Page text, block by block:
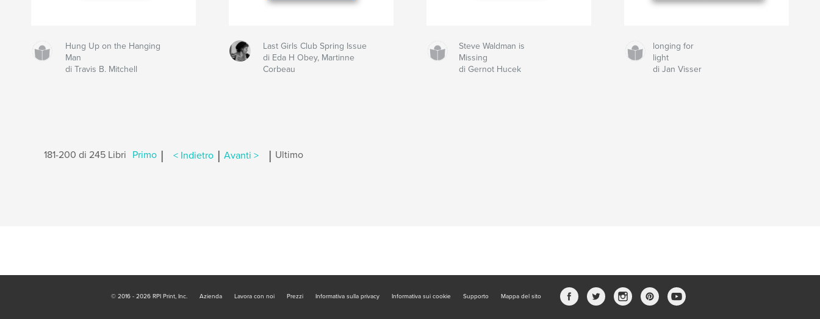
Hung Up on the Hanging
Man
di Travis B. Mitchell
Last Girls Club Spring Issue
di Eda H Obey, Martinne
Corbeau
Steve Waldman is
Missing
di Gernot Hucek
longing for
light
di Jan Visser
181-200 di 245 Libri Primo < Indietro Avanti > Ultimo
© 2016 - 2026 RPI Print, Inc. Azienda Lavora con noi Prezzi Informativa sulla privacy Informativa sui cookie Supporto Mappa del sito